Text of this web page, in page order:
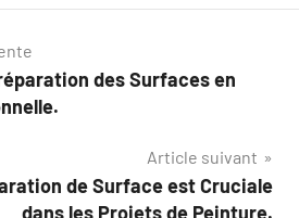
des Surfaces en
Article suivant
de Surface est Cruciale
dans les Projets de Peinture.